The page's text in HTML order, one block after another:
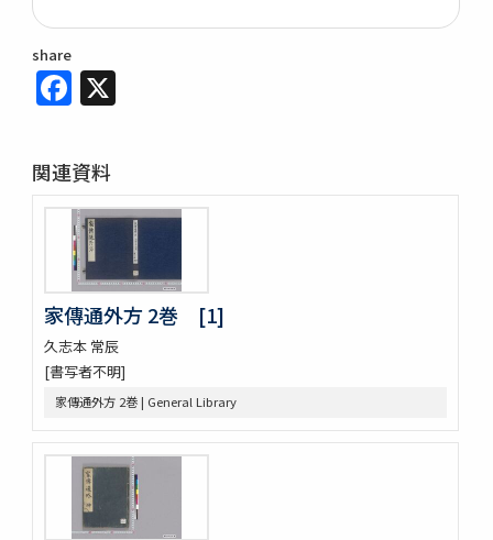
share
Facebook
関連資料
家傳通外方 2巻 [1]
久志本 常辰
[書写者不明]
家傳通外方 2巻 | General Library